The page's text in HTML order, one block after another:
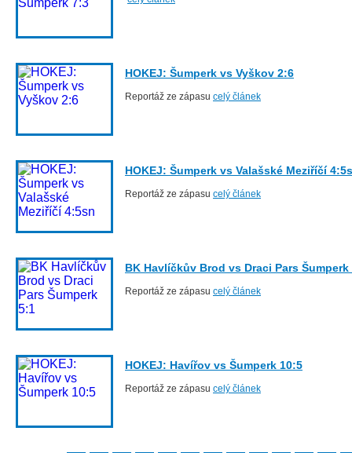
HOKEJ: Šumperk vs Vyškov 2:6
Reportáž ze zápasu celý článek
HOKEJ: Šumperk vs Valašské Meziříčí
Reportáž ze zápasu celý článek
BK Havlíčkův Brod vs Draci Pars Šumperk
Reportáž ze zápasu celý článek
HOKEJ: Havířov vs Šumperk 10:5
Reportáž ze zápasu celý článek